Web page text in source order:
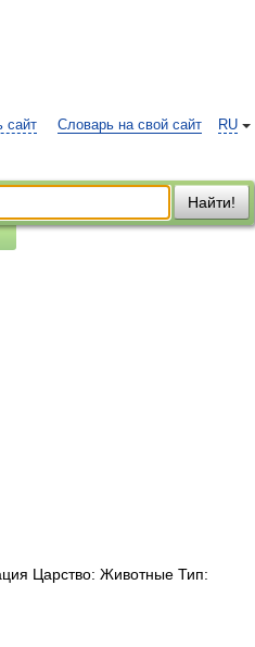
RU
сайт Словарь на свой сайт
Найти!
Царство: Животные Тип: